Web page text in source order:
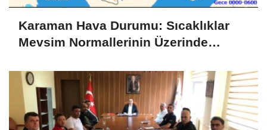
Karaman Hava Durumu: Sıcaklıklar
Mevsim Normallerinin Üzerinde